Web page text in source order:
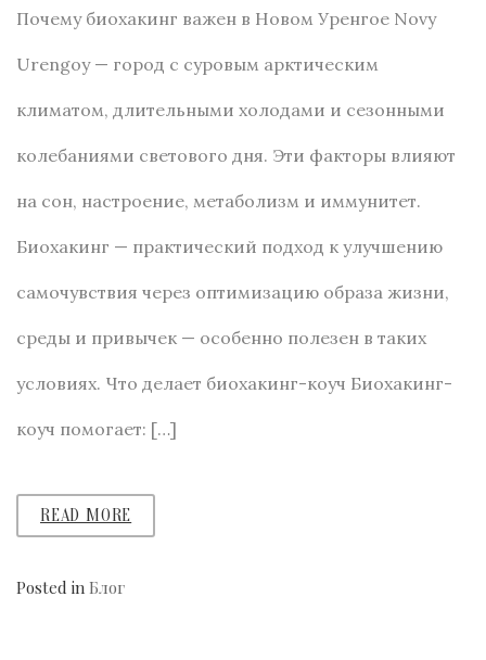
Почему биохакинг важен в Новом Уренгое Novy
Urengoy — город с суровым арктическим
климатом, длительными холодами и сезонными
колебаниями светового дня. Эти факторы влияют
на сон, настроение, метаболизм и иммунитет.
Биохакинг — практический подход к улучшению
самочувствия через оптимизацию образа жизни,
среды и привычек — особенно полезен в таких
условиях. Что делает биохакинг-коуч Биохакинг-
коуч помогает: […]
READ MORE
Posted in Блог